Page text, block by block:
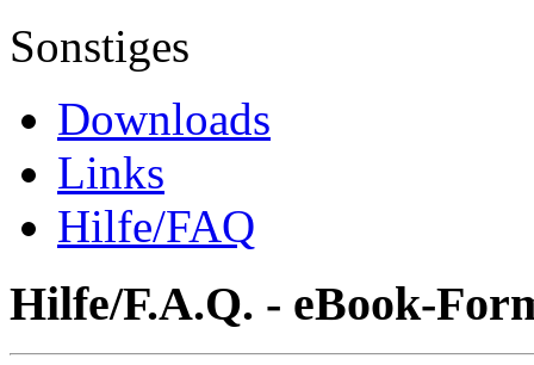
Sonstiges
Downloads
Links
Hilfe/FAQ
Hilfe/F.A.Q. - eBook-